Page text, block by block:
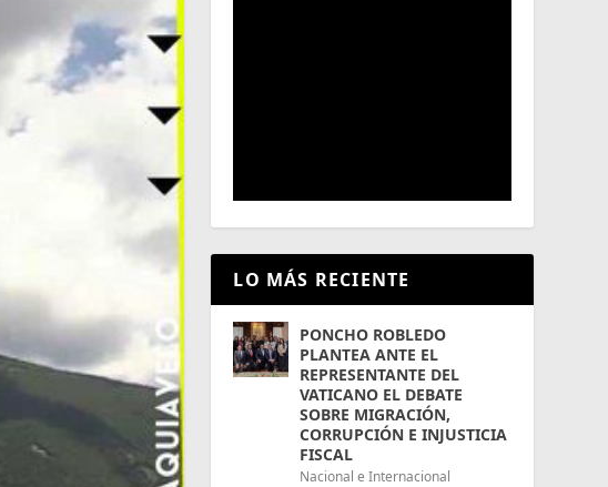
LO MÁS RECIENTE
PONCHO ROBLEDO
PLANTEA ANTE EL
REPRESENTANTE DEL
VATICANO EL DEBATE
SOBRE MIGRACIÓN,
CORRUPCIÓN E INJUSTICIA
FISCAL
Nacional e Internacional